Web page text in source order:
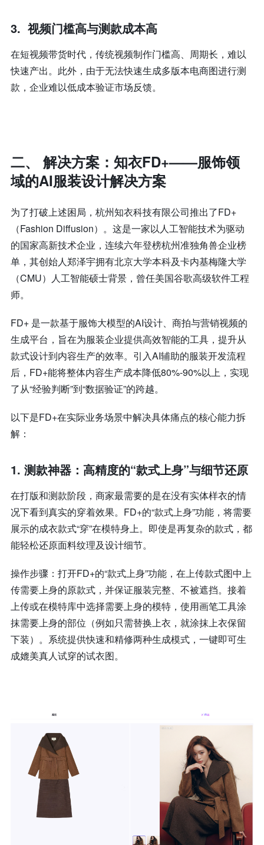
3. 视频门槛高与测款成本高
在短视频带货时代，传统视频制作门槛高、周期长，难以
快速产出。此外，由于无法快速生成多版本电商图进行测
款，企业难以低成本验证市场反馈。
二、 解决方案：知衣FD+——服饰领
域的AI服装设计解决方案
为了打破上述困局，杭州知衣科技有限公司推出了FD+
（Fashion Diffusion）。这是一家以人工智能技术为驱动
的国家高新技术企业， 连续六年登榜杭州准独角兽企业榜
单， 其创始人郑泽宇拥有北京大学本科及卡内基梅隆大学
（CMU）人工智能硕士背景，曾任美国谷歌高级软件工程
师。
FD+ 是一款基于服饰大模型的AI设计、商拍与营销视频的
生成平台，旨在为服装企业提供高效智能的工具，提升从
款式设计到内容生产的效率。引入AI辅助的服装开发流程
后，FD+能将整体内容生产成本降低80%-90%以上，实现
了从“经验判断”到“数据验证”的跨越。
以下是FD+在实际业务场景中解决具体痛点的核心能力拆
解：
1. 测款神器：高精度的“款式上身”与细节还原
在打版和测款阶段，商家最需要的是在没有实体样衣的情
况下看到真实的穿着效果。FD+的“款式上身”功能，将需要
展示的成衣款式“穿”在模特身上。即使是再复杂的款式，都
能轻松还原面料纹理及设计细节。
操作步骤：打开FD+的“款式上身”功能，在上传款式图中上
传需要上身的原款式，并保证服装完整、不被遮挡。接着
上传或在模特库中选择需要上身的模特，使用画笔工具涂
抹需要上身的部位（例如只需替换上衣，就涂抹上衣保留
下装）。系统提供快速和精修两种生成模式，一键即可生
成媲美真人试穿的试衣图。